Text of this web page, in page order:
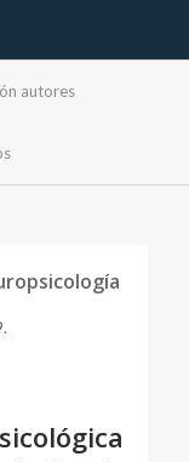
autores